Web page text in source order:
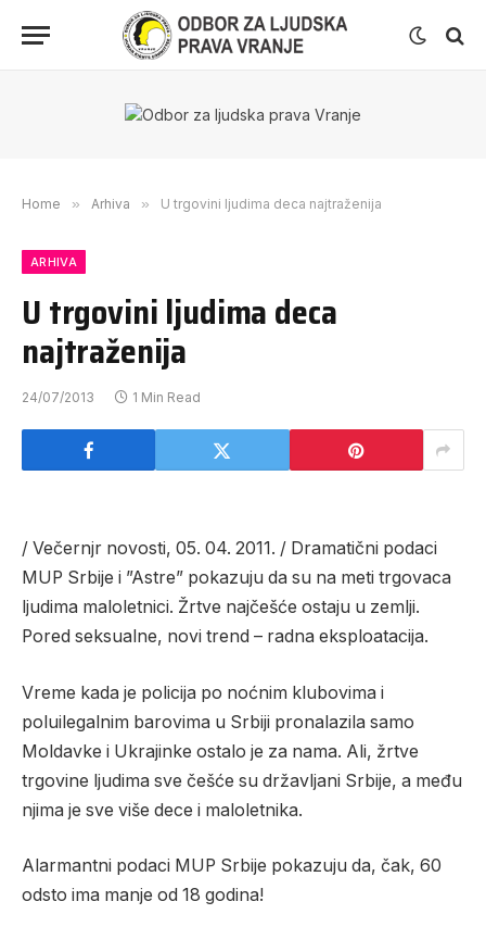
Home » Arhiva » U trgovini ljudima deca najtraženija
ARHIVA
U trgovini ljudima deca
najtraženija
24/07/2013 1 Min Read
/ Večernjr novosti, 05. 04. 2011. / Dramatični podaci
MUP Srbije i ”Astre” pokazuju da su na meti trgovaca
ljudima maloletnici. Žrtve najčešće ostaju u zemlji.
Pored seksualne, novi trend – radna eksploatacija.
Vreme kada je policija po noćnim klubovima i
poluilegalnim barovima u Srbiji pronalazila samo
Moldavke i Ukrajinke ostalo je za nama. Ali, žrtve
trgovine ljudima sve češće su državljani Srbije, a među
njima je sve više dece i maloletnika.
Alarmantni podaci MUP Srbije pokazuju da, čak, 60
odsto ima manje od 18 godina!